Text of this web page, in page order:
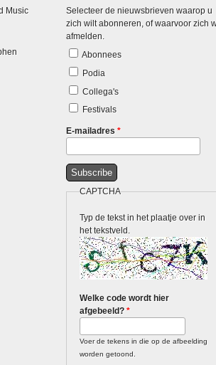
Music
Selecteer de nieuwsbrieven waarop u
zich wilt abonneren, of waarvoor zich
afmelden.
Abonnees
Podia
Collega's
Festivals
E-mailadres *
CAPTCHA
Typ de tekst in het plaatje over in
het tekstveld.
Welke code wordt hier
afgebeeld?*
Voer de tekens in die op de afbeelding
worden getoond.